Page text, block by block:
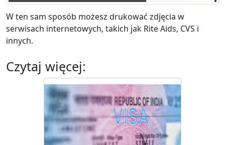
W ten sam sposób możesz drukować zdjęcia w
serwisach internetowych, takich jak Rite Aids, CVS i
innych.
Czytaj więcej: